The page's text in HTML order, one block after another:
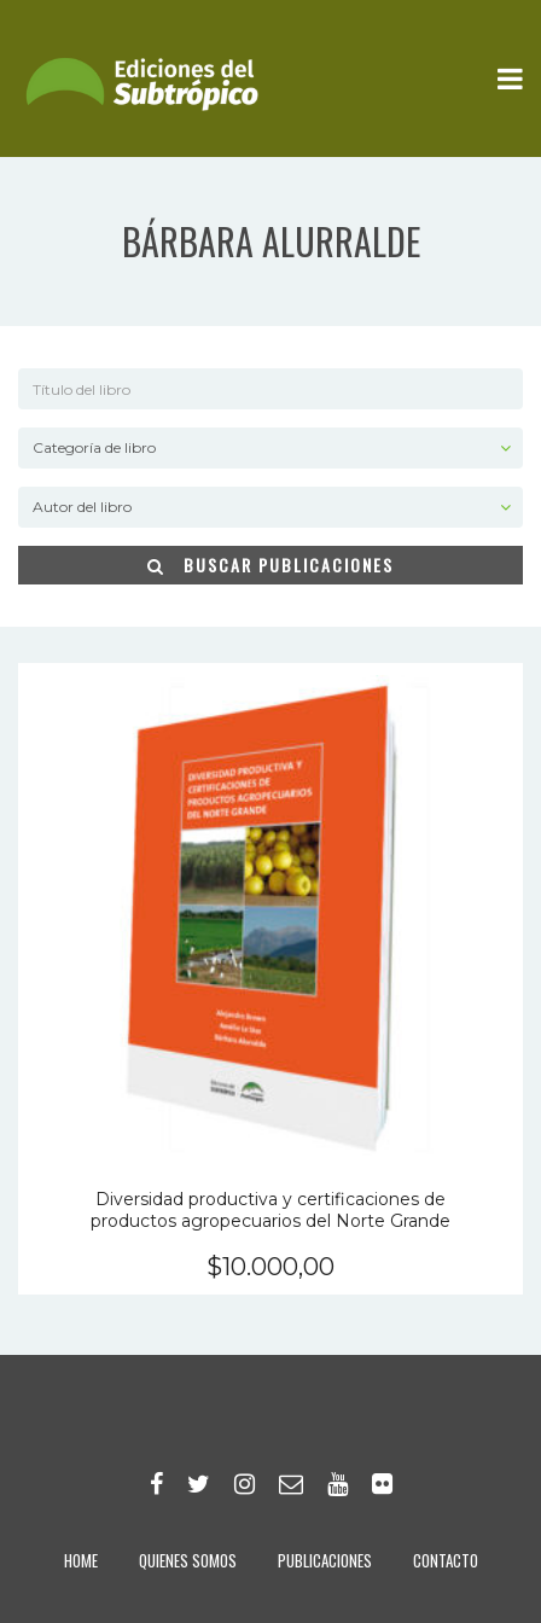
BÁRBARA ALURRALDE
BUSCAR PUBLICACIONES
Diversidad productiva y certificaciones de
productos agropecuarios del Norte Grande
$10.000,00
HOME QUIENES SOMOS PUBLICACIONES CONTACTO